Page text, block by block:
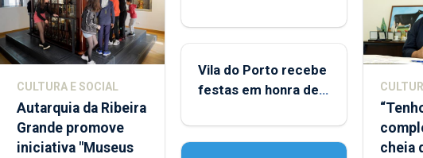
CULTURA E SOCIAL
Autarquia da Ribeira
Grande promove
iniciativa "Museus
Porto
Vila do Porto recebe
festas em honra de
Assunção
cheia